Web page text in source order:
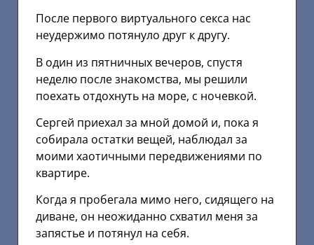
После первого виртуального секса нас
неудержимо потянуло друг к другу.
В один из пятничных вечеров, спустя
неделю после знакомства, мы решили
поехать отдохнуть на море, с ночевкой.
Сергей приехал за мной домой и, пока я
собирала остатки вещей, наблюдал за
моими хаотичными передвижениями по
квартире.
Когда я пробегала мимо него, сидящего на
диване, он неожиданно схватил меня за
запястье и потянул на себя.